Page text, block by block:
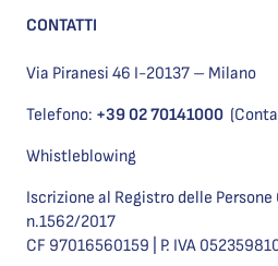
CONTATTI
Via Piranesi 46 I-20137 – Milano
Telefono: +39 02 70141000
Whistleblowing
Iscrizione al Registro delle
n.1562/2017
CF 97016560159 | P. IVA